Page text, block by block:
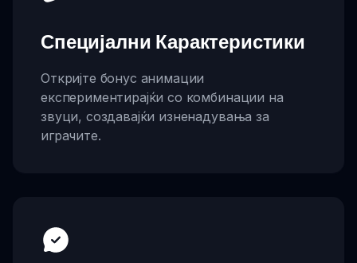
Специјални Карактеристики
Откријте бонус анимации
експериментирајќи со комбинации на
звуци, создавајќи изненадувања за
играчите.